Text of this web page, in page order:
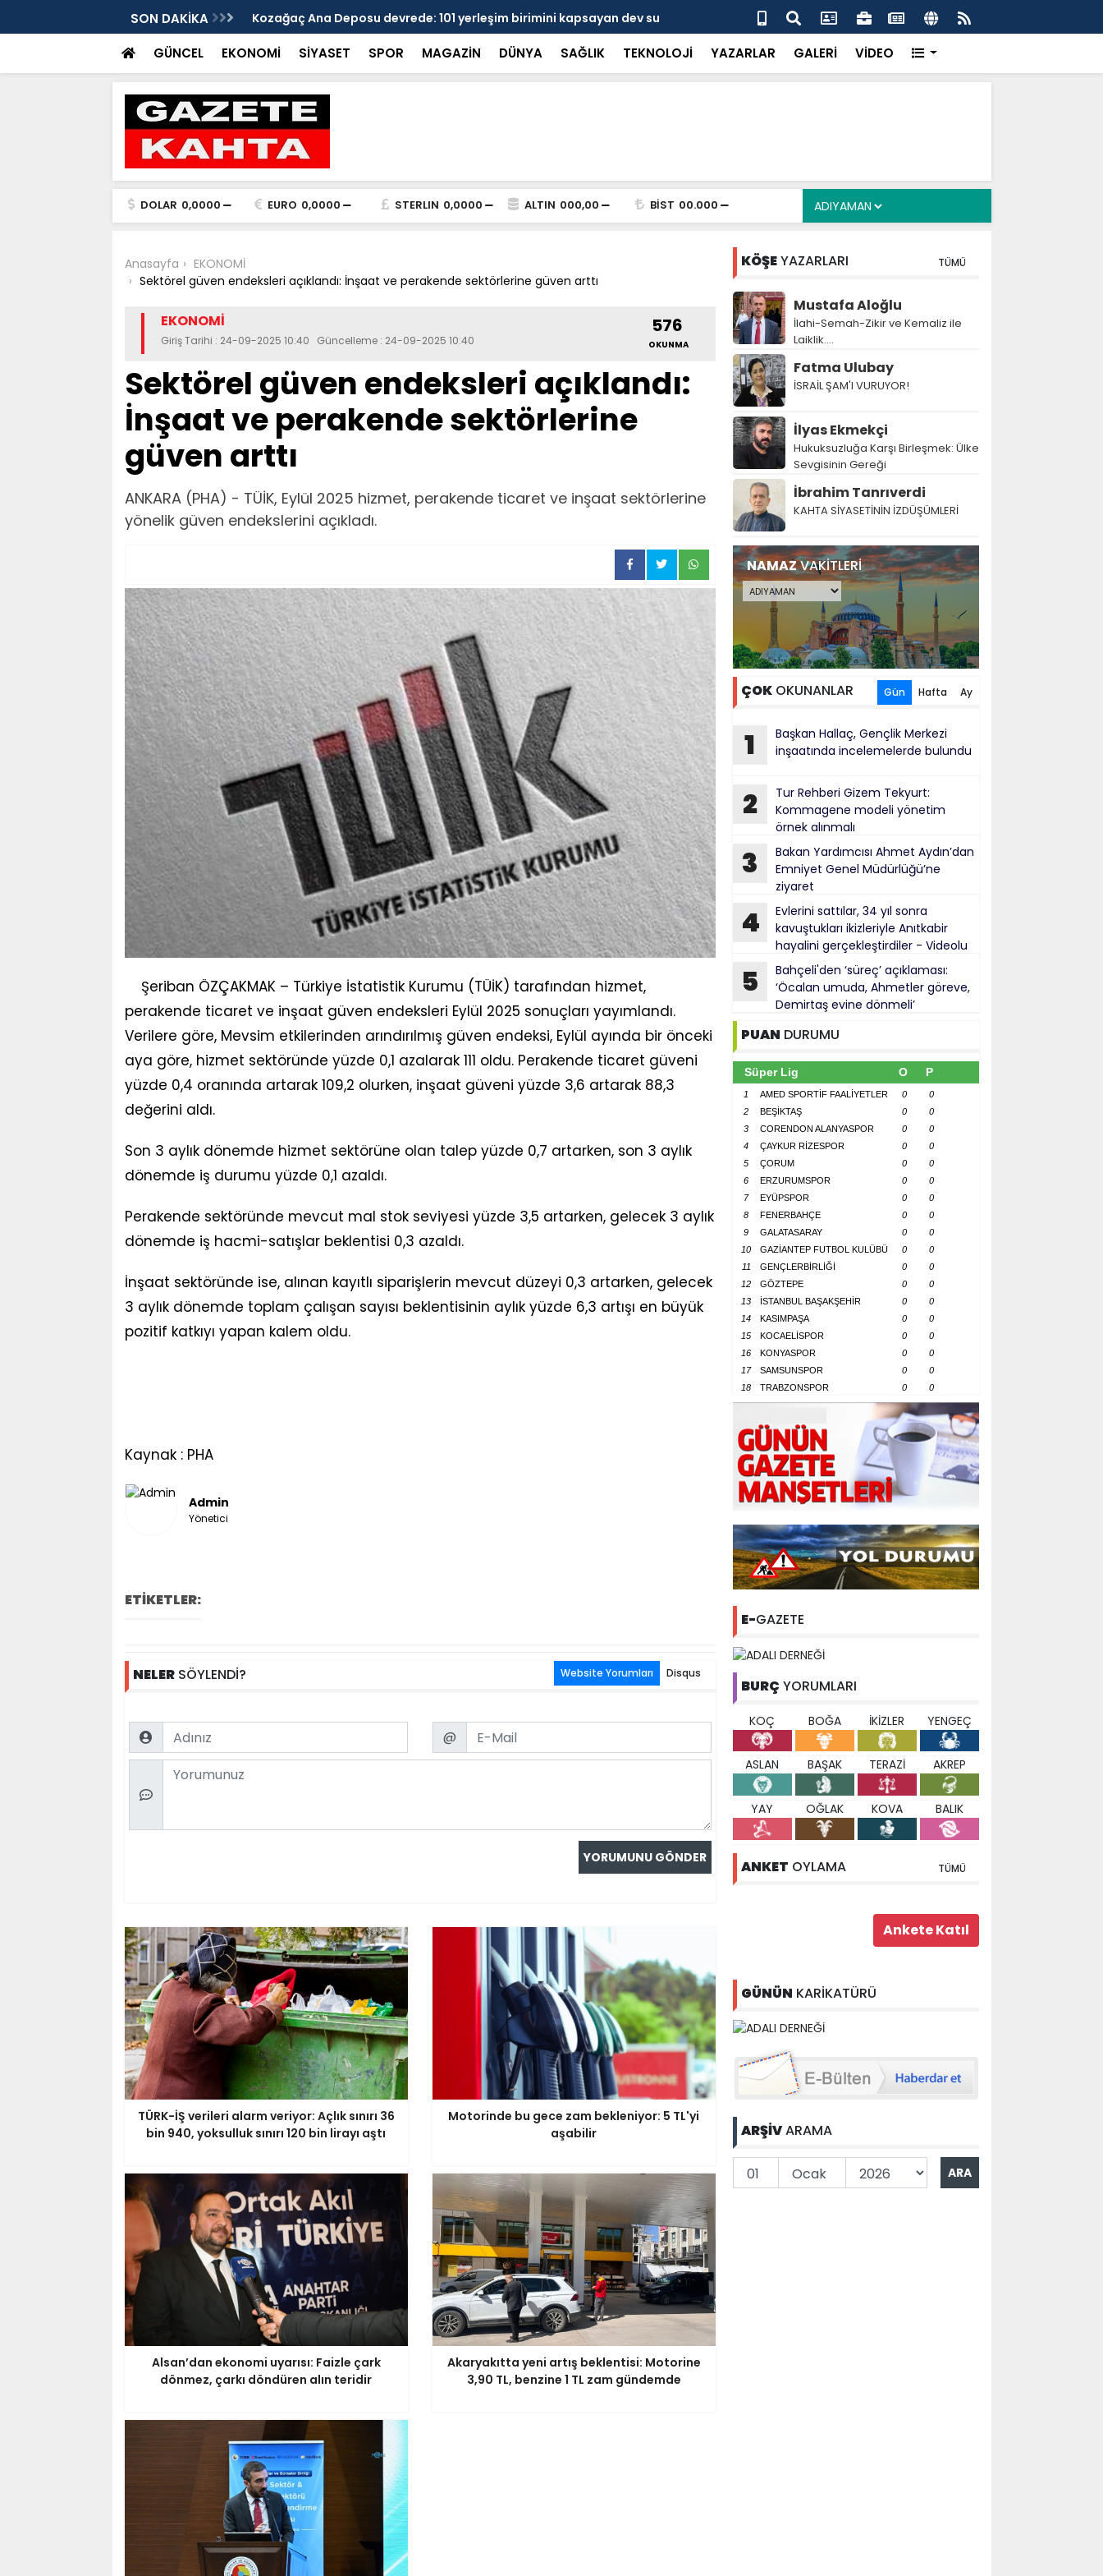
SON DAKİKA
Özbey'in acısı: 'Bu olay hepimize
Kozağaç Ana Deposu devrede: 101 yerleşim birimini kapsayan dev su
projesinde önemli eşik aşıldı
Prof. Dr. Dalyan: ‘Fransız Enstitüsü raporu, Adıyaman'daki siyasi
kırılmayı 'metroköy' kavramıyla açıklıyor’
GÜNCEL EKONOMİ SİYASET SPOR MAGAZİN DÜNYA SAĞLIK TEKNOLOJİ YAZARLAR GALERİ VİDEO
DOLAR 0,0000 EURO 0,0000 STERLIN 0,0000 ALTIN 000,00 BİST 00.000
Anasayfa
EKONOMİ
Sektörel güven endeksleri açıklandı: İnşaat ve perakende sektörlerine güven arttı
EKONOMİ
Giriş Tarihi : 24-09-2025 10:40 Güncelleme : 24-09-2025 10:40
576
OKUNMA
Sektörel güven endeksleri açıklandı:
İnşaat ve perakende sektörlerine
güven arttı
ANKARA (PHA) - TÜİK, Eylül 2025 hizmet, perakende ticaret ve inşaat sektörlerine
yönelik güven endekslerini açıkladı.
Şeriban ÖZÇAKMAK – Türkiye İstatistik Kurumu (TÜİK) tarafından hizmet,
perakende ticaret ve inşaat güven endeksleri Eylül 2025 sonuçları yayımlandı.
Verilere göre, Mevsim etkilerinden arındırılmış güven endeksi, Eylül ayında bir önceki
aya göre, hizmet sektöründe yüzde 0,1 azalarak 111 oldu. Perakende ticaret güveni
yüzde 0,4 oranında artarak 109,2 olurken, inşaat güveni yüzde 3,6 artarak 88,3
değerini aldı.
Son 3 aylık dönemde hizmet sektörüne olan talep yüzde 0,7 artarken, son 3 aylık
dönemde iş durumu yüzde 0,1 azaldı.
Perakende sektöründe mevcut mal stok seviyesi yüzde 3,5 artarken, gelecek 3 aylık
dönemde iş hacmi-satışlar beklentisi 0,3 azaldı.
İnşaat sektöründe ise, alınan kayıtlı siparişlerin mevcut düzeyi 0,3 artarken, gelecek
3 aylık dönemde toplam çalışan sayısı beklentisinin aylık yüzde 6,3 artışı en büyük
pozitif katkıyı yapan kalem oldu.
Kaynak : PHA
Admin
Yönetici
ETİKETLER:
NELERSÖYLENDİ? Website Yorumları Disqus
Name Email
@
Comment
TÜRK-İŞ verileri alarm veriyor: Açlık sınırı 36
bin 940, yoksulluk sınırı 120 bin lirayı aştı
Motorinde bu gece zam bekleniyor: 5 TL'yi
aşabilir
Alsan’dan ekonomi uyarısı: Faizle çark
dönmez, çarkı döndüren alın teridir
Akaryakıtta yeni artış beklentisi: Motorine
3,90 TL, benzine 1 TL zam gündemde
KÖŞEYAZARLARI TÜMÜ
Mustafa Aloğlu
İlahi-Semah-Zikir ve Kemaliz ile
Laiklik….
Fatma Ulubay
İSRAİL ŞAM'I VURUYOR!
İlyas Ekmekçi
Hukuksuzluğa Karşı Birleşmek: Ülke
Sevgisinin Gereği
İbrahim Tanrıverdi
KAHTA SİYASETİNİN İZDÜŞÜMLERİ
NAMAZVAKİTLERİ
ÇOKOKUNANLAR Gün Hafta Ay
1
Başkan Hallaç, Gençlik Merkezi
inşaatında incelemelerde bulundu
2
Tur Rehberi Gizem Tekyurt:
Kommagene modeli yönetim
örnek alınmalı
3
Bakan Yardımcısı Ahmet Aydın’dan
Emniyet Genel Müdürlüğü’ne
ziyaret
4
Evlerini sattılar, 34 yıl sonra
kavuştukları ikizleriyle Anıtkabir
hayalini gerçekleştirdiler - Videolu
5
Bahçeli'den ‘süreç’ açıklaması:
‘Öcalan umuda, Ahmetler göreve,
Demirtaş evine dönmeli’
PUAN DURUMU
Süper Lig O P
1 AMED SPORTİF FAALİYETLER 0
0
2
BEŞİKTAŞ 0
0
3
CORENDON ALANYASPOR 0
0
4
ÇAYKUR RİZESPOR 0
0
5
ÇORUM 0
0
6
ERZURUMSPOR 0
0
7
EYÜPSPOR 0
0
8
FENERBAHÇE 0
0
9
GALATASARAY 0
0
10
GAZİANTEP FUTBOL KULÜBÜ 0
0
11
GENÇLERBİRLİĞİ 0
0
12
GÖZTEPE 0
0
13
İSTANBUL BAŞAKŞEHİR 0
0
14
KASIMPAŞA 0
0
15
KOCAELİSPOR 0
0
16
KONYASPOR 0
0
17
SAMSUNSPOR 0
0
18
TRABZONSPOR 0 0
E-GAZETE
BURÇ YORUMLARI
KOÇ BOĞA İKİZLER YENGEÇ
ASLAN BAŞAK TERAZİ AKREP
YAY OĞLAK KOVA BALIK
ANKET OYLAMA TÜMÜ
GÜNÜN KARİKATÜRÜ
ARŞİVARAMA